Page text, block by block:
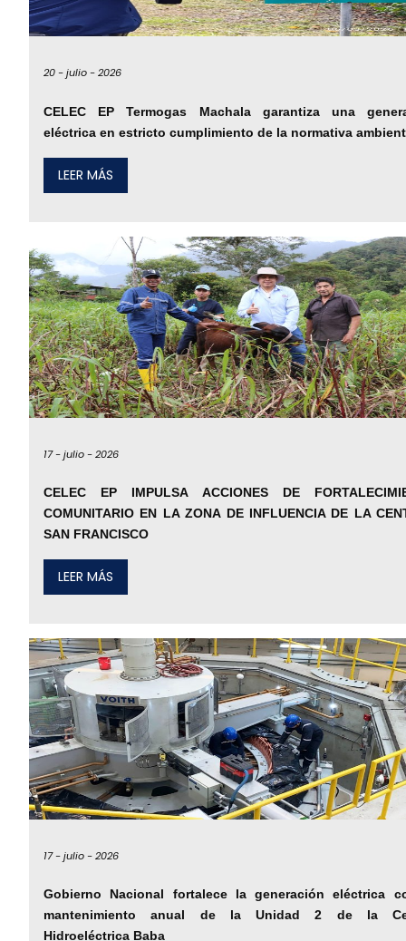
20 -julio -2026
CELEC EP Termogas Machala garantiza una
eléctrica en estricto cumplimiento de la normativa
LEER MÁS
17 -julio -2026
CELEC EP IMPULSA ACCIONES DE
COMUNITARIO EN LA ZONA DE INFLUENCIA DE LA
SAN FRANCISCO
LEER MÁS
17 -julio -2026
Gobierno Nacional fortalece la generación eléctrica
mantenimiento anual de la Unidad 2 de la
Hidroeléctrica Baba